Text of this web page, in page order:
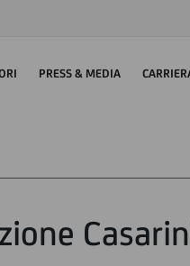
PRESS & MEDIA